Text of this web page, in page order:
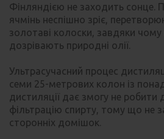
Фінляндією не заходить сонце.
ячмінь неспішно зріє,
золотаві колоски, завдяки
дозрівають природні олії.
Ультрасучасний процес
семи 25-метрових колон із
дистиляції дає змогу не робити
фільтрацію спирту, тому що не
сторонніх домішок.